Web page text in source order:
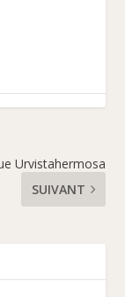
Urvistahermosa
SUIVANT